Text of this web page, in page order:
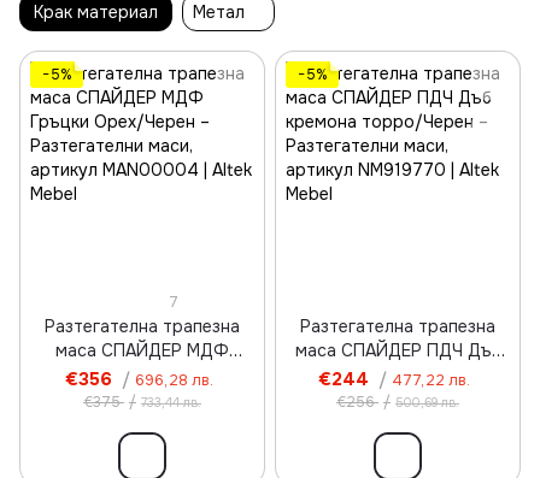
Крак материал Метал
−5%
7
Разтегателна трапезна
маса СПАЙДЕР МДФ
Гръцки Орех/Черен
€356 / 696,28 лв.
€375 / 733,44 лв.
−5%
Разтегателна трапезна
маса СПАЙДЕР ПДЧ Дъб
кремона торро/Черен
€244 / 477,22 лв.
€256 / 500,69 лв.